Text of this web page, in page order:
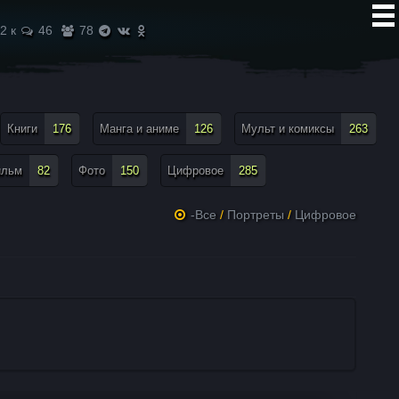
к 46 78
Книги 176 Манга и аниме 126 Мульт и комиксы 263
82 Фото 150 Цифровое 285
-Все / Портреты / Цифровое